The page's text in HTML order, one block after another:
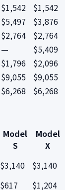
$1,542 $1,542
$5,497 $3,876
$2,764 $2,764
— $5,409
$1,796 $2,096
$9,055 $9,055
$6,268 $6,268
Model
S
Model
X
$3,140 $3,140
$617 $1,204